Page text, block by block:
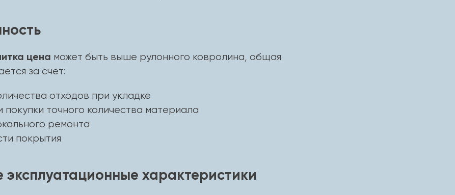
цена может быть выше рулонного ковролина, общая
за счет:
отходов при укладке
покупки точного количества материала
ремонта
покрытия
эксплуатационные характеристики